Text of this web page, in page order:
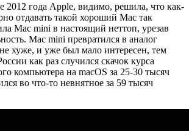
2012 года Apple, видимо, решила, что как-
отдавать такой хороший Mac так
Mac mini в настоящий неттоп, урезав
Mac mini превратился в аналог
хуже, и уже был мало интересен, тем
как раз случился скачок курса
компьютера на macOS за 25-30 тысяч
во что-то невнятное за 59 тысяч